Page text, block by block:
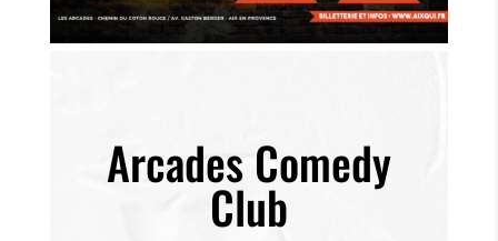
Arcades Comedy
Club